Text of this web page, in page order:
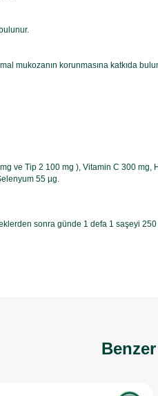
mukozanın korunmasına katkıda
ve Tip 2 100 mg ), Vitamin C 300
55 µg.
sonra günde 1 defa 1 saşeyi